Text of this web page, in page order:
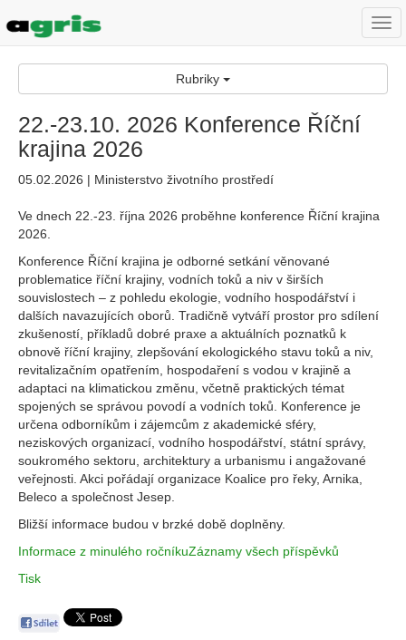
Rubriky
22.-23.10. 2026 Konference Říční
krajina 2026
05.02.2026 | Ministerstvo životního prostředí
Ve dnech 22.-23. října 2026 proběhne konference Říční krajina
2026.
Konference Říční krajina je odborné setkání věnované
problematice říční krajiny, vodních toků a niv v širších
souvislostech – z pohledu ekologie, vodního hospodářství i
dalších navazujících oborů. Tradičně vytváří prostor pro sdílení
zkušeností, příkladů dobré praxe a aktuálních poznatků k
obnově říční krajiny, zlepšování ekologického stavu toků a niv,
revitalizačním opatřením, hospodaření s vodou v krajině a
adaptaci na klimatickou změnu, včetně praktických témat
spojených se správou povodí a vodních toků. Konference je
určena odborníkům i zájemcům z akademické sféry,
neziskových organizací, vodního hospodářství, státní správy,
soukromého sektoru, architektury a urbanismu i angažované
veřejnosti. Akci pořádají organizace Koalice pro řeky, Arnika,
Beleco a společnost Jesep.
Bližší informace budou v brzké době doplněny.
Informace z minulého ročníkuZáznamy všech příspěvků
Tisk